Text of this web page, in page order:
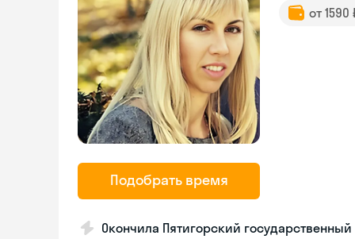
Подобрать время
от
Окончила Пятигорский